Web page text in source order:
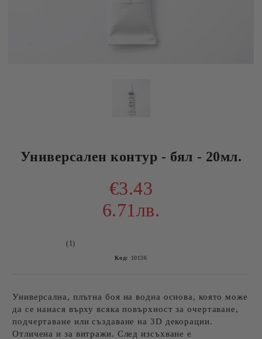
Универсален контур - бял - 20мл.
€3.43
6.71лв.
(1)
Код: 10136
Универсална, плътна боя на водна основа, която може
да се нанася върху всяка повърхност за очертаване,
подчертаване или създаване на 3D декорации.
Отличена и за витражи. След изсъхване е